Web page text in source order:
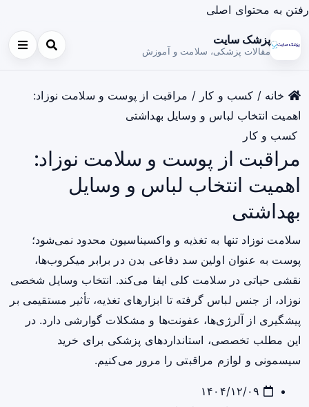
رفتن به محتوای اصلی
پزشک سایت
مقالات پزشکی، سلامت و آموزش
خانه / کسب و کار / مراقبت از پوست و سلامت نوزاد:
اهمیت انتخاب لباس و وسایل بهداشتی
کسب و کار
مراقبت از پوست و سلامت نوزاد:
اهمیت انتخاب لباس و وسایل
بهداشتی
سلامت نوزاد تنها به تغذیه و واکسیناسیون محدود نمی‌شود؛
پوست به عنوان اولین سد دفاعی بدن در برابر میکروب‌ها،
نقشی حیاتی در سلامت کلی ایفا می‌کند. انتخاب وسایل شخصی
نوزاد، از جنس لباس گرفته تا ابزارهای تغذیه، تأثیر مستقیمی بر
پیشگیری از آلرژی‌ها، عفونت‌ها و مشکلات گوارشی دارد. در
این مطلب تخصصی، استانداردهای پزشکی برای خرید
سیسمونی و لوازم مراقبتی را مرور می‌کنیم.